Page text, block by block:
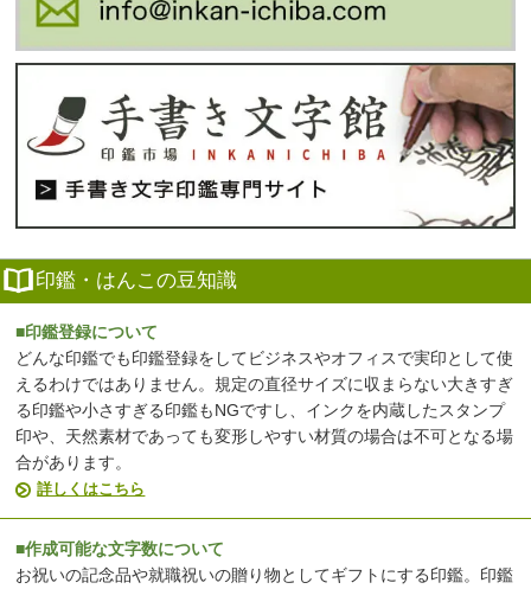
印鑑・はんこの豆知識
■印鑑登録について
どんな印鑑でも印鑑登録をしてビジネスやオフィスで実印として使
えるわけではありません。規定の直径サイズに収まらない大きすぎ
る印鑑や小さすぎる印鑑もNGですし、インクを内蔵したスタンプ
印や、天然素材であっても変形しやすい材質の場合は不可となる場
合があります。
詳しくはこちら
■作成可能な文字数について
お祝いの記念品や就職祝いの贈り物としてギフトにする印鑑。印鑑